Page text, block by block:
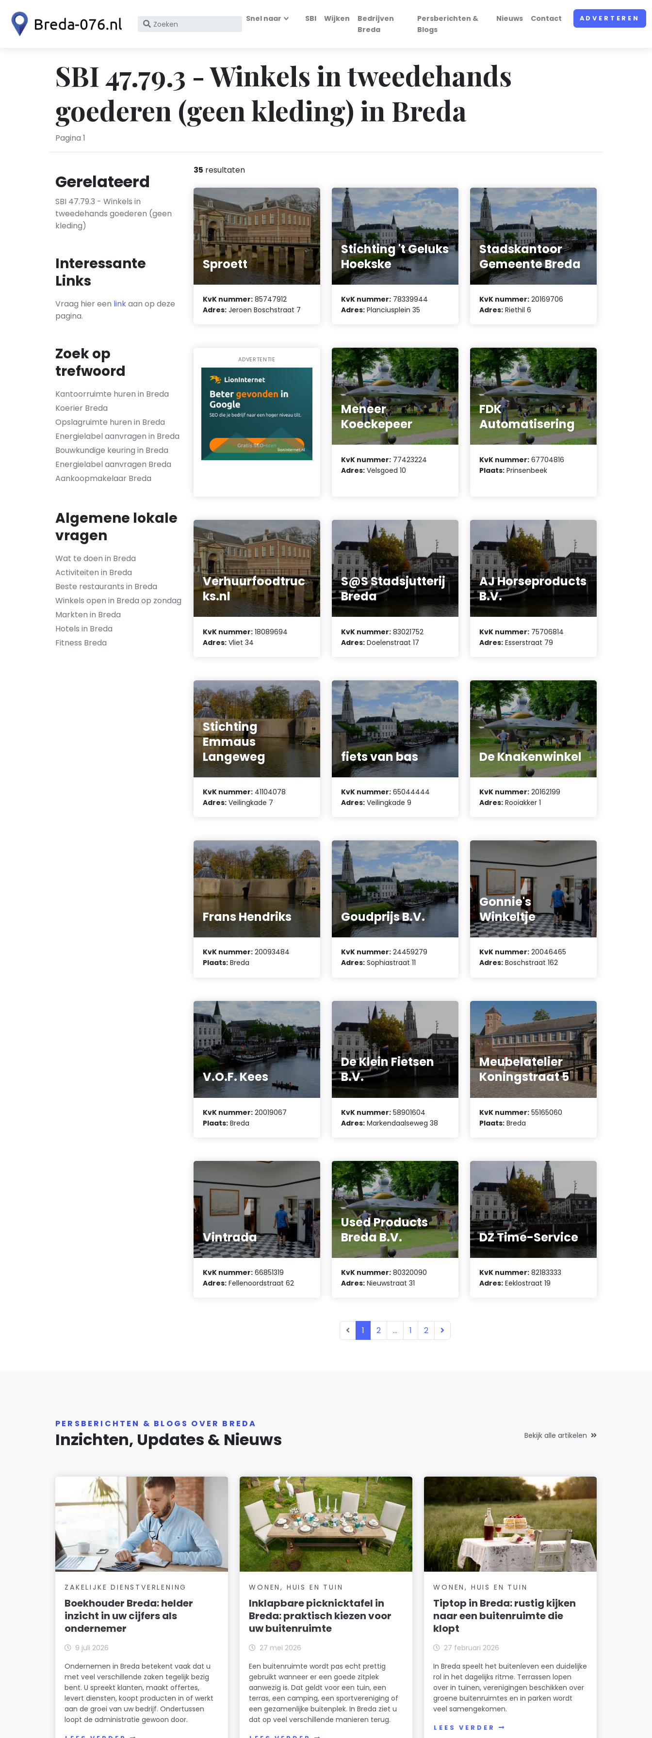
Zoek
KvK
nummer
Snel naar SBI Wijken
Bedrijven
Breda
Persberichten &
Blogs
Nieuws Contact ADVERTEREN
SBI 47.79.3 - Winkels in tweedehands
goederen (geen kleding) in Breda
Pagina 1
Gerelateerd
SBI 47.79.3 - Winkels in
tweedehands goederen (geen
kleding)
Interessante
Links
Vraag hier een linkaan op deze
pagina.
Zoek op
trefwoord
Kantoorruimte huren in Breda
Koerier Breda
Opslagruimte huren in Breda
Energielabel aanvragen in Breda
Bouwkundige keuring in Breda
Energielabel aanvragen Breda
Aankoopmakelaar Breda
Algemene lokale
vragen
Wat te doen in Breda
Activiteiten in Breda
Beste restaurants in Breda
Winkels open in Breda op zondag
Markten in Breda
Hotels in Breda
Fitness Breda
35 resultaten
Sproett
KvK nummer: 85747912
Adres: Jeroen Boschstraat 7
Stichting 't Geluks
Hoekske
KvK nummer: 78339944
Adres: Planciusplein 35
Stadskantoor
Gemeente Breda
KvK nummer: 20169706
Adres: Riethil 6
ADVERTENTIE
Meneer
Koeckepeer
KvK nummer: 77423224
Adres: Velsgoed 10
FDK
Automatisering
KvK nummer: 67704816
Plaats: Prinsenbeek
Verhuurfoodtruc
ks.nl
KvK nummer: 18089694
Adres: Vliet 34
S@S Stadsjutterij
Breda
KvK nummer: 83021752
Adres: Doelenstraat 17
AJ Horseproducts
B.V.
KvK nummer: 75706814
Adres: Esserstraat 79
Stichting
Emmaus
Langeweg
KvK nummer: 41104078
Adres: Veilingkade 7
fiets van bas
KvK nummer: 65044444
Adres: Veilingkade 9
De Knakenwinkel
KvK nummer: 20162199
Adres: Rooiakker 1
Frans Hendriks
KvK nummer: 20093484
Plaats: Breda
Goudprijs B.V.
KvK nummer: 24459279
Adres: Sophiastraat 11
Gonnie's
Winkeltje
KvK nummer: 20046465
Adres: Boschstraat 162
V.O.F. Kees
KvK nummer: 20019067
Plaats: Breda
De Klein Fietsen
B.V.
KvK nummer: 58901604
Adres: Markendaalseweg 38
Meubelatelier
Koningstraat 5
KvK nummer: 55165060
Plaats: Breda
Vintrada
KvK nummer: 66851319
Adres: Fellenoordstraat 62
Used Products
Breda B.V.
KvK nummer: 80320090
Adres: Nieuwstraat 31
DZ Time-Service
KvK nummer: 82183333
Adres: Eeklostraat 19
1 2 ... 1 2
PERSBERICHTEN & BLOGS OVER BREDA
Inzichten, Updates & Nieuws Bekijk alle artikelen
ZAKELIJKE DIENSTVERLENING
Boekhouder Breda: helder
inzicht in uw cijfers als
ondernemer
9 juli 2026
Ondernemen in Breda betekent vaak dat u
met veel verschillende zaken tegelijk bezig
bent. U spreekt klanten, maakt offertes,
levert diensten, koopt producten in of werkt
aan de groei van uw bedrijf. Ondertussen
loopt de administratie gewoon door.
WONEN, HUIS EN TUIN
Inklapbare picknicktafel in
Breda: praktisch kiezen voor
uw buitenruimte
27 mei 2026
Een buitenruimte wordt pas echt prettig
gebruikt wanneer er een goede zitplek
aanwezig is. Dat geldt voor een tuin, een
terras, een camping, een sportvereniging of
een gezamenlijke buitenplek. In Breda ziet u
dat op veel verschillende manieren terug.
WONEN, HUIS EN TUIN
Tiptop in Breda: rustig kijken
naar een buitenruimte die
klopt
27 februari 2026
In Breda speelt het buitenleven een duidelijke
rol in het dagelijks ritme. Terrassen lopen
over in tuinen, verenigingen beschikken over
groene buitenruimtes en in parken wordt
veel samengekomen.
LEES VERDER